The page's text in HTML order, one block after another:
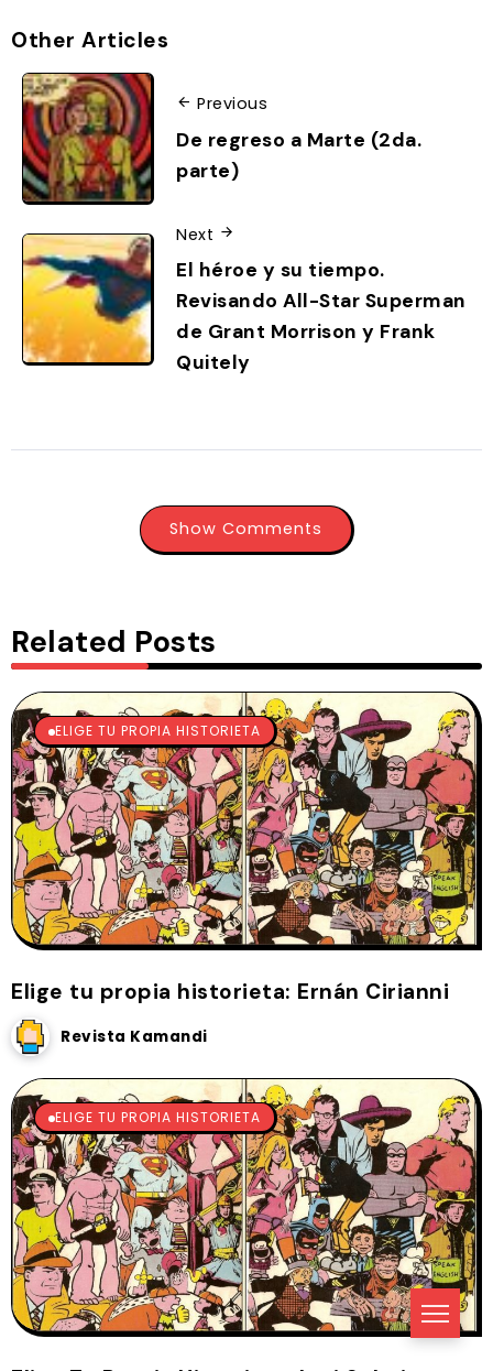
Other Articles
Previous
De regreso a Marte (2da.
parte)
Next
El héroe y su tiempo.
Revisando All-Star Superman
de Grant Morrison y Frank
Quitely
Show Comments
Related Posts
ELIGE TU PROPIA HISTORIETA
Elige tu propia historieta: Ernán Cirianni
Revista Kamandi
ELIGE TU PROPIA HISTORIETA